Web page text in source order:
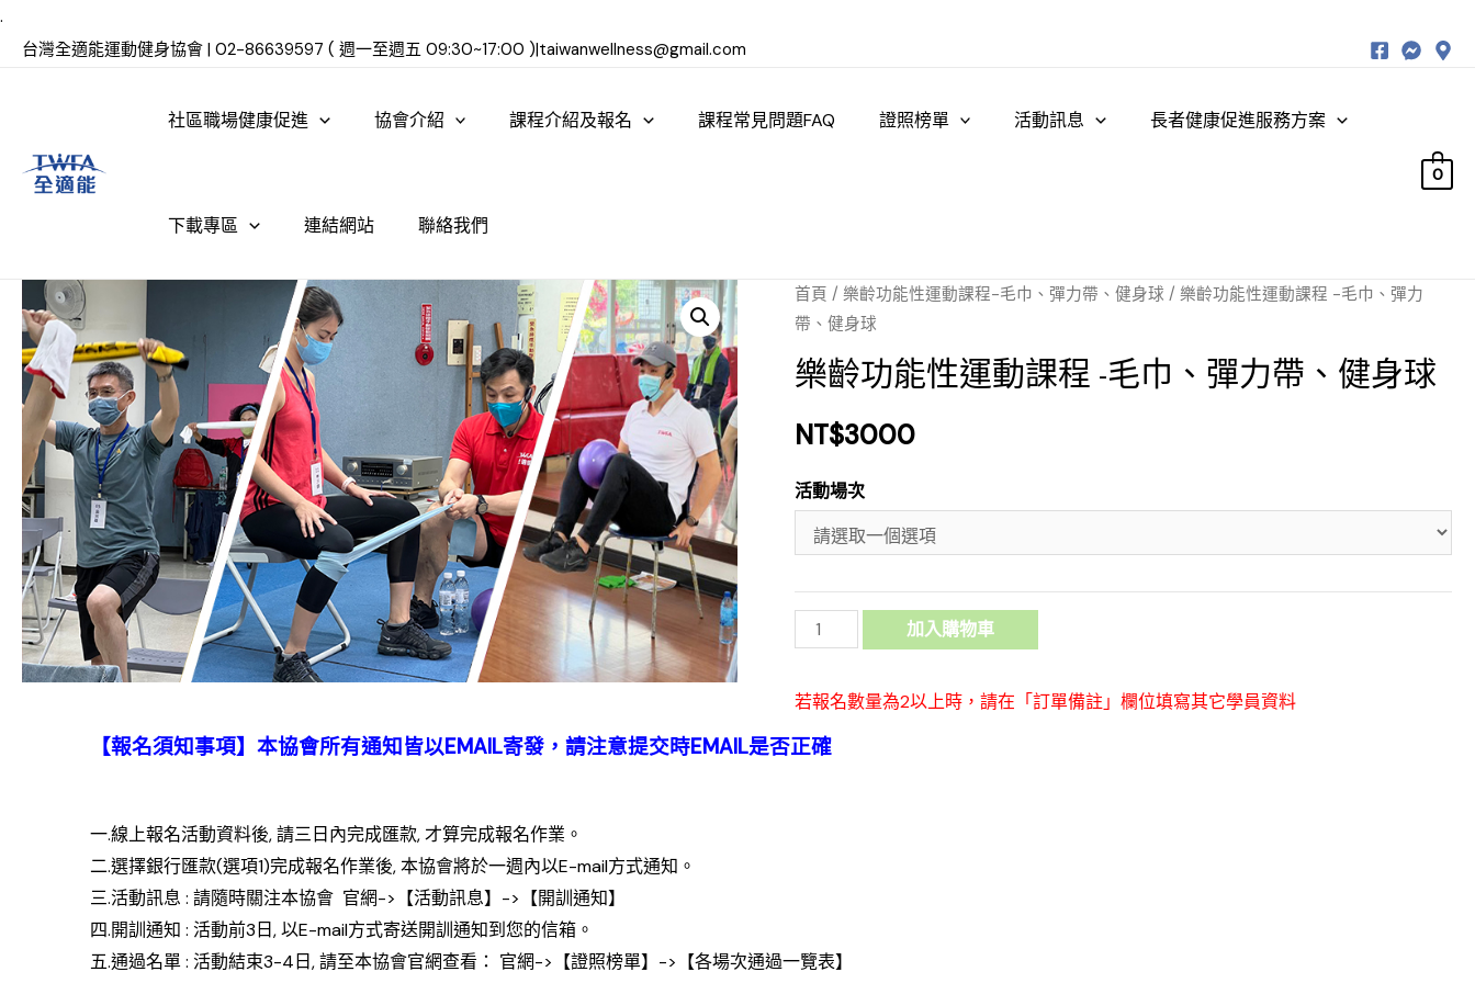
.
台灣全適能運動健身協會 | 02-86639597 ( 週一至週五 09:30~17:00 )|taiwanwellness@gmail.com
社區職場健康促進 協會介紹 課程介紹及報名 課程常見問題FAQ 證照榜單 活動訊息 長者健康促進服務方案
下載專區 連結網站 聯絡我們
0
首頁 /樂齡功能性運動課程-毛巾、彈力帶、健身球 / 樂齡功能性運動課程 -毛巾、彈力
帶、健身球
樂齡功能性運動課程 -毛巾、彈力帶、健身球
NT$3000
若報名數量為2以上時，請在「訂單備註」欄位填寫其它學員資料
活動場次
加入購物車
【報名須知事項】本協會所有通知皆以EMAIL寄發，請注意提交時EMAIL是否正確
一.線上報名活動資料後, 請三日內完成匯款, 才算完成報名作業。
二.選擇銀行匯款(選項1)完成報名作業後, 本協會將於一週內以E-mail方式通知。
三.活動訊息 : 請隨時關注本協會 官網->【活動訊息】->【開訓通知】
四.開訓通知 : 活動前3日, 以E-mail方式寄送開訓通知到您的信箱。
五.通過名單 : 活動結束3-4日, 請至本協會官網查看： 官網->【證照榜單】->【各場次通過一覽表】